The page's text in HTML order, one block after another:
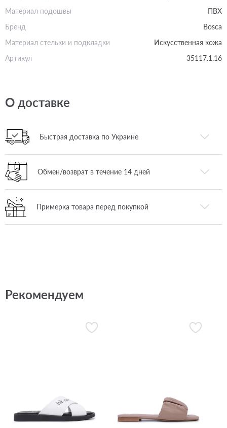
Материал подошвы
ПВХ
Бренд
Bosca
Материал стельки и подкладки
Искусственная кожа
Артикул
35117.1.16
О доставке
Быстрая доставка по Украине
Обмен/возврат в течение 14 дней
Примерка товара перед покупкой
Рекомендуем